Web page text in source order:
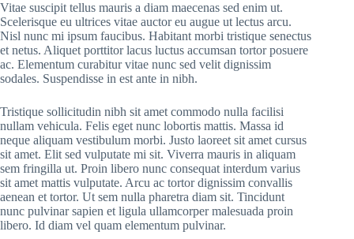
Vitae suscipit tellus mauris a diam maecenas sed enim ut.
Scelerisque eu ultrices vitae auctor eu augue ut lectus arcu.
Nisl nunc mi ipsum faucibus. Habitant morbi tristique senectus
et netus. Aliquet porttitor lacus luctus accumsan tortor posuere
ac. Elementum curabitur vitae nunc sed velit dignissim
sodales. Suspendisse in est ante in nibh.
Tristique sollicitudin nibh sit amet commodo nulla facilisi
nullam vehicula. Felis eget nunc lobortis mattis. Massa id
neque aliquam vestibulum morbi. Justo laoreet sit amet cursus
sit amet. Elit sed vulputate mi sit. Viverra mauris in aliquam
sem fringilla ut. Proin libero nunc consequat interdum varius
sit amet mattis vulputate. Arcu ac tortor dignissim convallis
aenean et tortor. Ut sem nulla pharetra diam sit. Tincidunt
nunc pulvinar sapien et ligula ullamcorper malesuada proin
libero. Id diam vel quam elementum pulvinar.